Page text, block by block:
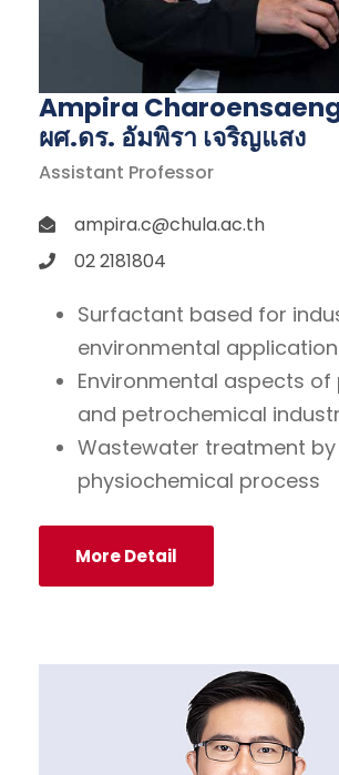
Ampira
ผศ.ดร. อัมพิรา เจริญแสง
Assistant Professor
ampira.c@chula.ac.th
02 2181804
Surfactant based for
environmental
Environmental aspects
and petrochemical
Wastewater treatment by
physiochemical process
More Detail